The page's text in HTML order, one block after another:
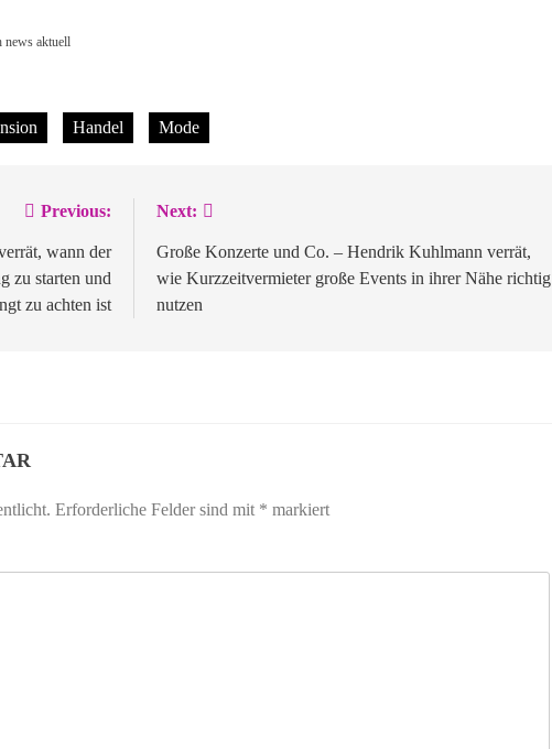
news aktuell
Handel Mode
Previous:
wann der
zu starten und
zu achten ist
Next:
Große Konzerte und Co. – Hendrik Kuhlmann verrät,
wie Kurzzeitvermieter große Events in ihrer Nähe richtig
nutzen
Erforderliche Felder sind mit * markiert